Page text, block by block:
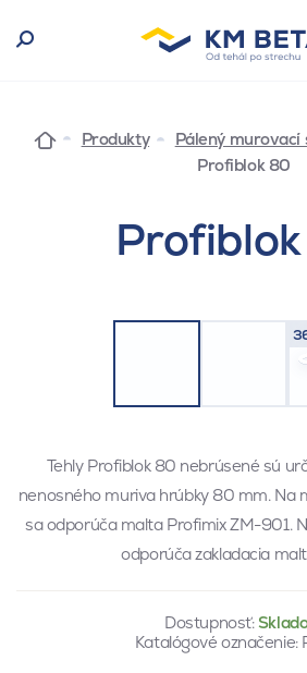
Produkty
Pálený
Profiblok 80
Tehly Profiblok 80 nebrúsené sú
nenosného muriva hrúbky 80 mm. Na
sa odporúča malta Profimix ZM-901.
odporúča zakladacia
Dostupnosť:
Katalógové označenie: